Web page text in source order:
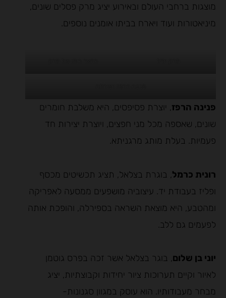
מוצגות ברחבי העולם ובאירוע יציג מרק פסלים שונים,
מיניאטורות ועוד ויארח בביתו אומנים נוספים.
פנינה הרפז, יוצרת פסיפסים, היא משלבת חומרים
שונים, שאספה מכל מני חפצים, ויוצרת יצירות חד
פעמיות. בעלת מותג מרגניתא.
רונית כרמל, בוגרת בצלאל, תציג תכשיטים מכסף
ופליז בעבודת יד. עיצוביה מושפעים ממסעה לאפריקה
ומהטבע, היא מוצאת השראה בספירלה, והופכת אותה
לפעמים גם ללב.
יוני בן שלום, בוגר בצלאל אשר זכה בפרס גוטמן
לאיור וקיים תערוכות ציור יחידות וקבוצתיות, יציג
מבחר מעבודותיו. הוא עוסק במגוון סגנונות-